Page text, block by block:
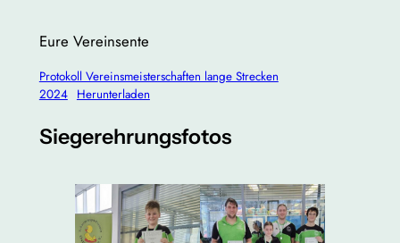
Eure Vereinsente
Protokoll Vereinsmeisterschaften lange Strecken
2024 Herunterladen
Siegerehrungsfotos